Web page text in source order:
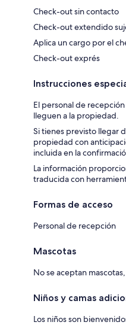
Check-out sin contacto
Check-out extendido
Aplica un cargo por el
Check-out exprés
Instrucciones
El personal de
lleguen a la propiedad.
Si tienes previsto llegar
propiedad con
incluida en la
La información
traducida con
Formas de acceso
Personal de recepción
Mascotas
No se aceptan
Niños y camas
Los niños son